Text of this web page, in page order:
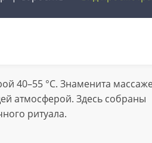
40–55 °C. Знаменита
атмосферой. Здесь собраны
ритуала.